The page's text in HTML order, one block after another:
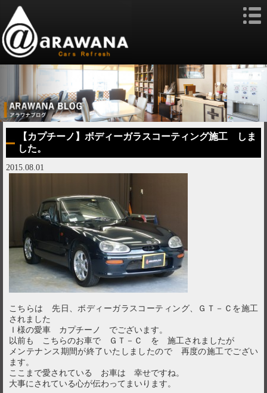
【カプチーノ】ボディーガラスコーティング施工 しま
した。
2015.08.01
こちらは 先日、ボディーガラスコーティング、ＧＴ－Ｃを施工
されました
Ｉ様の愛車 カプチーノ でございます。
以前も こちらのお車で ＧＴ－Ｃ を 施工されましたが
メンテナンス期間が終了いたしましたので 再度の施工でござい
ます。
ここまで愛されている お車は 幸せですね。
大事にされている心が伝わってまいります。